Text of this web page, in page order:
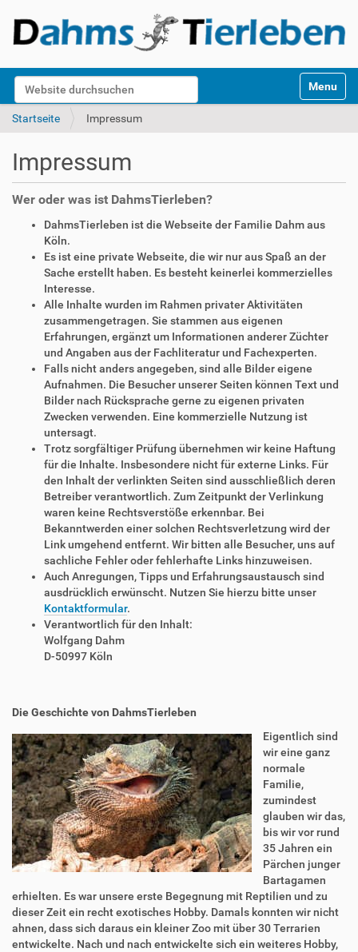
Website durchsuchen
k
Toggle
Startseite Impressum
Impressum
Wer oder was ist DahmsTierleben?
DahmsTierleben ist die Webseite der Familie Dahm aus
Köln.
Es ist eine private Webseite, die wir nur aus Spaß an der
Sache erstellt haben. Es besteht keinerlei kommerzielles
Interesse.
Alle Inhalte wurden im Rahmen privater Aktivitäten
zusammengetragen. Sie stammen aus eigenen
Erfahrungen, ergänzt um Informationen anderer Züchter
und Angaben aus der Fachliteratur und Fachexperten.
Falls nicht anders angegeben, sind alle Bilder eigene
Aufnahmen. Die Besucher unserer Seiten können Text und
Bilder nach Rücksprache gerne zu eigenen privaten
Zwecken verwenden. Eine kommerzielle Nutzung ist
untersagt.
Trotz sorgfältiger Prüfung übernehmen wir keine Haftung
für die Inhalte. Insbesondere nicht für externe Links. Für
den Inhalt der verlinkten Seiten sind ausschließlich deren
Betreiber verantwortlich. Zum Zeitpunkt der Verlinkung
waren keine Rechtsverstöße erkennbar. Bei
Bekanntwerden einer solchen Rechtsverletzung wird der
Link umgehend entfernt. Wir bitten alle Besucher, uns auf
sachliche Fehler oder fehlerhafte Links hinzuweisen.
Auch Anregungen, Tipps und Erfahrungsaustausch sind
ausdrücklich erwünscht. Nutzen Sie hierzu bitte unser
Kontaktformular.
Verantwortlich für den Inhalt:
Wolfgang Dahm
D-50997 Köln
Die Geschichte von DahmsTierleben
Eigentlich sind
wir eine ganz
normale
Familie,
zumindest
glauben wir das,
bis wir vor rund
35 Jahren ein
Pärchen junger
Bartagamen
erhielten. Es war unsere erste Begegnung mit Reptilien und zu
dieser Zeit ein recht exotisches Hobby. Damals konnten wir nicht
ahnen, dass sich daraus ein kleiner Zoo mit über 30 Terrarien
entwickelte. Nach und nach entwickelte sich ein weiteres Hobby,